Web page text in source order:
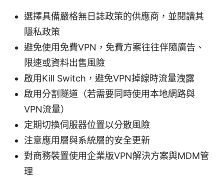
選擇具備嚴格無日誌政策的供應商，並閱讀其
隱私政策
避免使用免費VPN，免費方案往往伴隨廣告、
限速或資料出售風險
啟用Kill Switch，避免VPN掉線時流量洩露
啟用分割隧道（若需要同時使用本地網路與
VPN流量）
定期切換伺服器位置以分散風險
注意應用層與系統層的安全更新
對商務裝置使用企業版VPN解決方案與MDM管
理